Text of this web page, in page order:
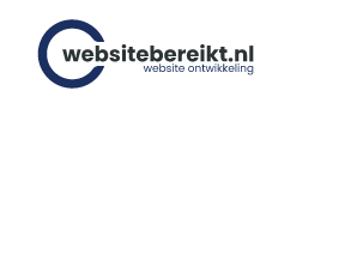
naar
de
hoofd
Websitebereikt.nl